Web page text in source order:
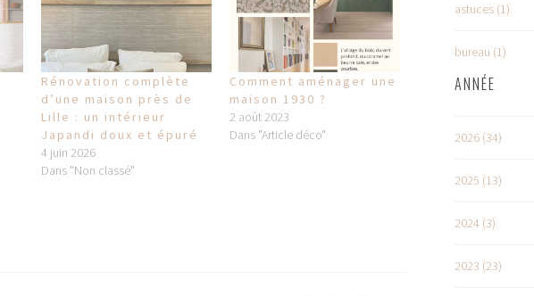
Rénovation complète
d’une maison près de
Lille : un intérieur
Japandi doux et épuré
4 juin 2026
Dans "Non classé"
Comment aménager une
maison 1930 ?
2 août 2023
Dans "Article déco"
astuces (1)
bureau (1)
ANNÉE
2026 (34)
2025 (13)
2024 (3)
2023 (23)